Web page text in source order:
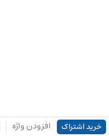
خرید اشتراک افزودن واژه